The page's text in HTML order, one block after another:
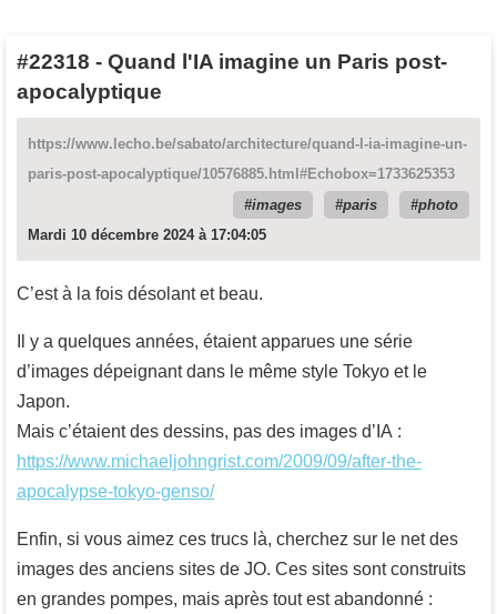
#22318 - Quand l'IA imagine un Paris post-
apocalyptique
https://www.lecho.be/sabato/architecture/quand-l-ia-imagine-un-
paris-post-apocalyptique/10576885.html#Echobox=1733625353
images
paris
photo
Mardi 10 décembre 2024 à 17:04:05
C’est à la fois désolant et beau.
Il y a quelques années, étaient apparues une série
d’images dépeignant dans le même style Tokyo et le
Japon.
Mais c’étaient des dessins, pas des images d’IA :
https://www.michaeljohngrist.com/2009/09/after-the-
apocalypse-tokyo-genso/
Enfin, si vous aimez ces trucs là, cherchez sur le net des
images des anciens sites de JO. Ces sites sont construits
en grandes pompes, mais après tout est abandonné :